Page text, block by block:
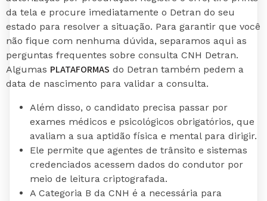
da tela e procure imediatamente o Detran do seu
estado para resolver a situação. Para garantir que você
não fique com nenhuma dúvida, separamos aqui as
perguntas frequentes sobre consulta CNH Detran.
Algumas PLATAFORMAS do Detran também pedem a
data de nascimento para validar a consulta.
Além disso, o candidato precisa passar por
exames médicos e psicológicos obrigatórios, que
avaliam a sua aptidão física e mental para dirigir.
Ele permite que agentes de trânsito e sistemas
credenciados acessem dados do condutor por
meio de leitura criptografada.
A Categoria B da CNH é a necessária para